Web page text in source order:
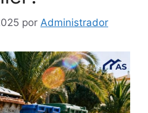
por Administrador